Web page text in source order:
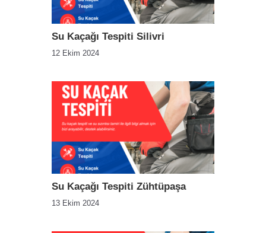
Su Kaçağı Tespiti Silivri
12 Ekim 2024
Su Kaçağı Tespiti Zühtüpaşa
13 Ekim 2024